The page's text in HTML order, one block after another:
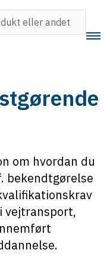
om hvordan du
bekendtgørelse
vejtransport,